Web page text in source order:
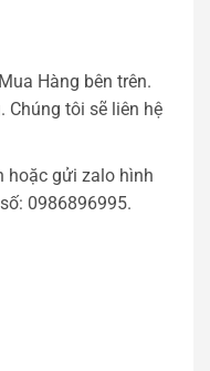
Hàng bên trên.
Chúng tôi sẽ liên hệ
hoặc gửi zalo hình
0986896995.